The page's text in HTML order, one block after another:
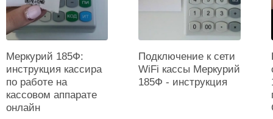
microSD (опция)
Максимальный размер памяти, ГБ
Физические параметры
Цвет
Меркурий 185Ф:
инструкция кассира
по работе на
кассовом аппарате
онлайн
Подключение к сети
WiFi кассы Меркурий
185Ф - инструкция